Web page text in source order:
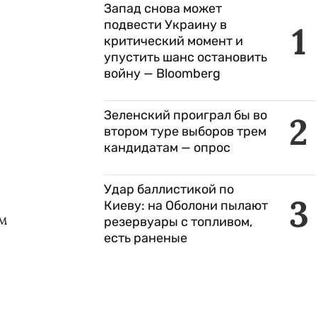
1
Запад снова может
подвести Украину в
критический момент и
упустить шанс остановить
войну — Bloomberg
2
Зеленский проиграл бы во
втором туре выборов трем
кандидатам — опрос
3
Удар баллистикой по
Киеву: на Оболони пылают
резервуары с топливом,
есть раненые